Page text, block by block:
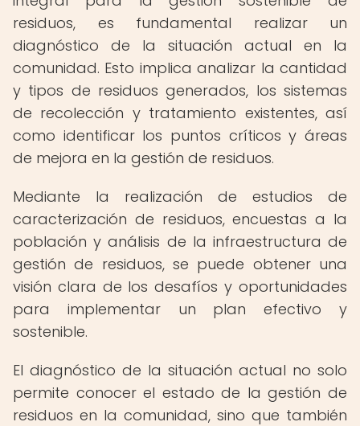
residuos, es fundamental realizar un
diagnóstico de la situación actual en la
comunidad. Esto implica analizar la cantidad
y tipos de residuos generados, los sistemas
de recolección y tratamiento existentes, así
como identificar los puntos críticos y áreas
de mejora en la gestión de residuos.
Mediante la realización de estudios de
caracterización de residuos, encuestas a la
población y análisis de la infraestructura de
gestión de residuos, se puede obtener una
visión clara de los desafíos y oportunidades
para implementar un plan efectivo y
sostenible.
El diagnóstico de la situación actual no solo
permite conocer el estado de la gestión de
residuos en la comunidad, sino que también